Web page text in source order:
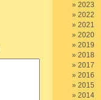
2023
2022
2021
2020
2019
2018
2017
2016
2015
2014